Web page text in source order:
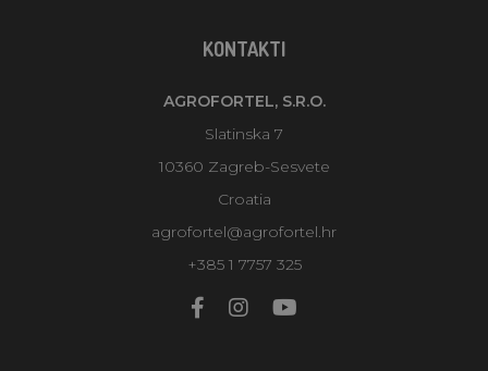
KONTAKTI
AGROFORTEL, S.R.O.
Slatinska 7
10360 Zagreb-Sesvete
Croatia
agrofortel@agrofortel.hr
+385 1 7757 325